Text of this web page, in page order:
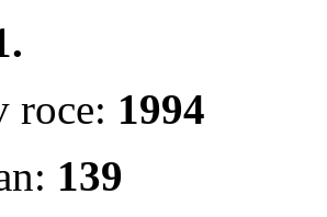
roce: 1994
139